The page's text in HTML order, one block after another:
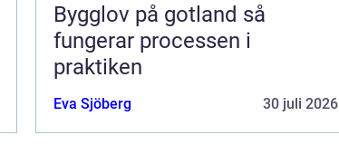
Bygglov på gotland så
fungerar processen i
praktiken
Eva Sjöberg 30 juli 2026